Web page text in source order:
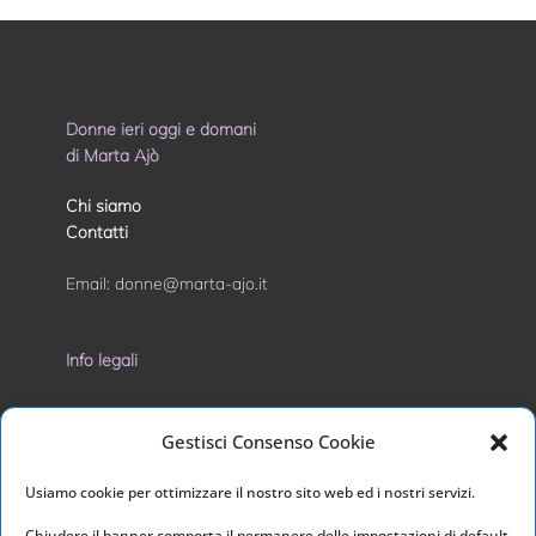
Gestisci Consenso Cookie
Usiamo cookie per ottimizzare il nostro sito web ed i nostri servizi.
Donne ieri oggi e domani
di Marta Ajò
Chi siamo
Contatti
Email: donne@marta-ajo.it
Info legali
Privacy Policy
Cookie Policy